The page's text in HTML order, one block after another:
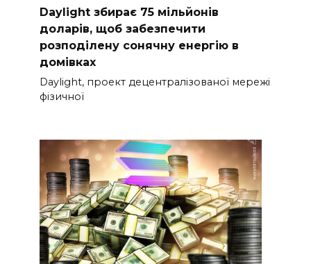
Daylight збирає 75 мільйонів
доларів, щоб забезпечити
розподілену сонячну енергію в
домівках
Daylight, проект децентралізованої мережі
фізичної